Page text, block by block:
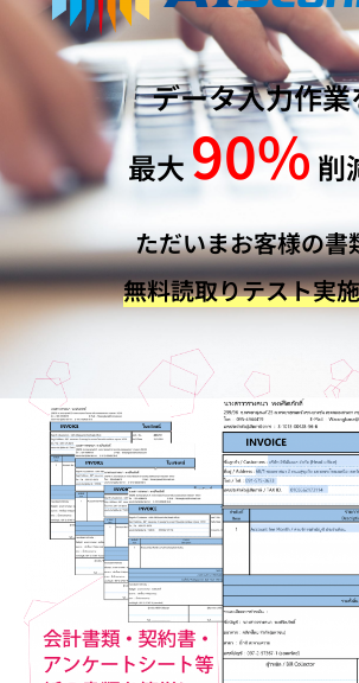
データ入力作業
最大90% 削
ただいまお客様の書
無料読取りテスト実